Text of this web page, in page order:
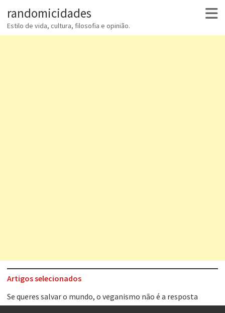
randomicidades
Estilo de vida, cultura, filosofia e opinião.
Artigos selecionados
Se queres salvar o mundo, o veganismo não é a resposta